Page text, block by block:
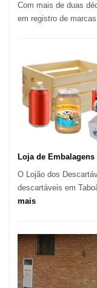
Bibi
Com mais de duas
em registro de
Loja de
O Lojão dos
descartáveis em
mais:
Embalagens
e
Descartáveis
no